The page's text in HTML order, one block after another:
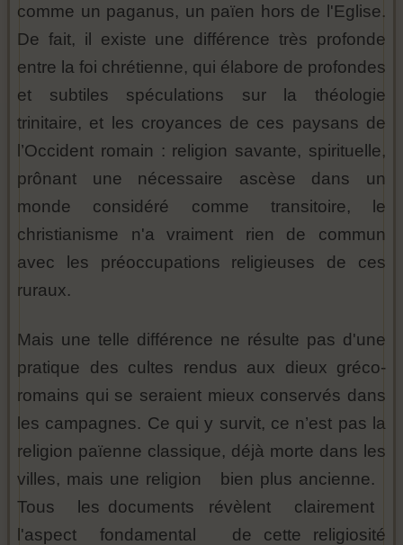
comme un paganus, un païen hors de l'Eglise.
De fait, il existe une différence très profonde
entre la foi chrétienne, qui élabore de profondes
et subtiles spéculations sur la théologie
trinitaire, et les croyances de ces paysans de
l’Occident romain : religion savante, spirituelle,
prônant une nécessaire ascèse dans un
monde considéré comme transitoire, le
christianisme n'a vraiment rien de commun
avec les préoccupations religieuses de ces
ruraux.
Mais une telle différence ne résulte pas d'une
pratique des cultes rendus aux dieux gréco-
romains qui se seraient mieux conservés dans
les campagnes. Ce qui y survit, ce n’est pas la
religion païenne classique, déjà morte dans les
villes, mais une religion bien plus ancienne.
Tous les documents révèlent clairement
l'aspect fondamental de cette religiosité